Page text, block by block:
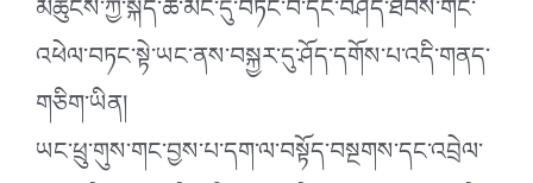
མཚུངས་ཀྱི་སྐད་ཆ་མང་དུ་བཏང་བ་དང་བཤད་ཐབས་གོང་
འཕེལ་བཏང་སྟེ་ཡང་ནས་བསྐྱར་དུ་ཤོད་དགོས་པ་འདི་གནད་
གཅིག་ཡིན།
ཡང་ཕྲུ་གུས་གང་བྱས་པ་དག་ལ་བསྟོད་བསྔགས་དང་འབྲེལ་